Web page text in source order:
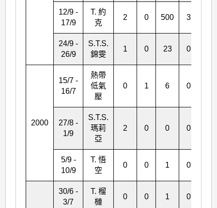
12/9 -
17/9
T. 約
克
2 0 500 3
24/9 -
26/9
S.T.S.
錦雯
1 0 23 0
2000
15/7 -
16/7
熱帶
低氣
壓
0 1 6 0
27/8 -
1/9
S.T.S.
瑪莉
亞
2 0 0 0
5/9 -
10/9
T. 悟
空
0 0 1 0
30/6 -
3/7
T. 榴
槤
0 0 1 0